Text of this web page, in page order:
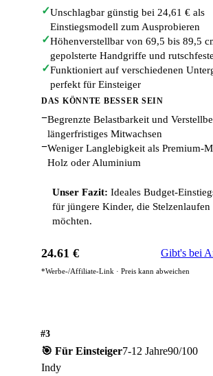
✓Unschlagbar günstig bei 24,61 € als
Einstiegsmodell zum Ausprobieren
✓Höhenverstellbar von 69,5 bis 89,5
gepolsterte Handgriffe und
✓Funktioniert auf verschiedenen
perfekt für Einsteiger
DAS KÖNNTE BESSER SEIN
−Begrenzte Belastbarkeit und
längerfristiges Mitwachsen
−Weniger Langlebigkeit als Premium-
Holz oder Aluminium
Unser Fazit: Ideales Budget-
für jüngere Kinder, die Stelzenlaufen
möchten.
24.61 € Gibt's bei
*Werbe-/Affiliate-Link · Preis kann abweichen
#3
🎯 Für Einsteiger7-12 Jahre90/100
Indy